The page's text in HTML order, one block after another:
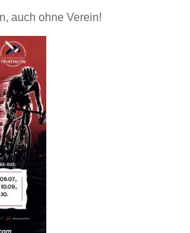
auch ohne Verein!